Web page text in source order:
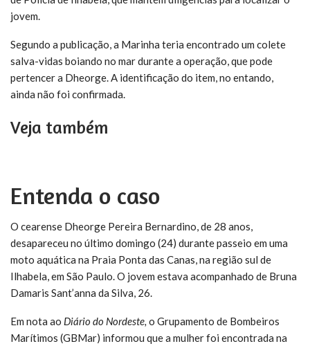
jovem.
Segundo a publicação, a Marinha teria encontrado um colete
salva-vidas boiando no mar durante a operação, que pode
pertencer a Dheorge. A identificação do item, no entando,
ainda não foi confirmada.
Veja também
Entenda o caso
O cearense Dheorge Pereira Bernardino, de 28 anos,
desapareceu no último domingo (24) durante passeio em uma
moto aquática na Praia Ponta das Canas, na região sul de
Ilhabela, em São Paulo. O jovem estava acompanhado de Bruna
Damaris Sant’anna da Silva, 26.
Em nota ao Diário do Nordeste, o Grupamento de Bombeiros
Marítimos (GBMar) informou que a mulher foi encontrada na